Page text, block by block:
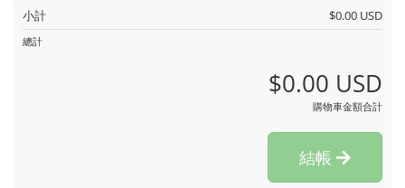
小計 $0.00 USD
總計
$0.00 USD
購物車金額合計
結帳